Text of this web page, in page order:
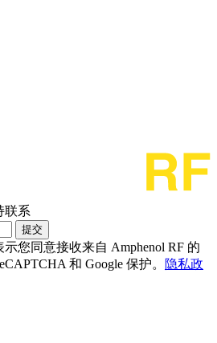
联系
提交
您同意接收来自 Amphenol RF 的
和 Google 保护。
隐私政